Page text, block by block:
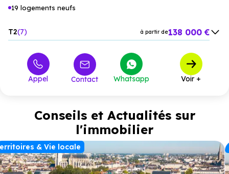
19 logements neufs
T2 7 à partir de138 000 €
à partir de 224 000 €
Appel Contact Whatsapp Voir +
Conseils et Actualités sur
l'immobilier
& Vie locale